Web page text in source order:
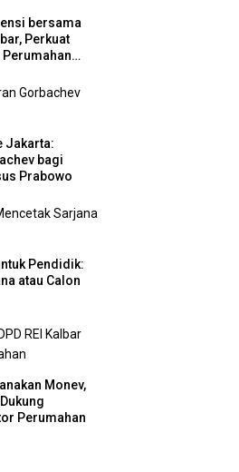
bersama
Perkuat
Jakarta:
bagi
Prabowo
Pendidik:
atau Calon
Monev,
Perumahan